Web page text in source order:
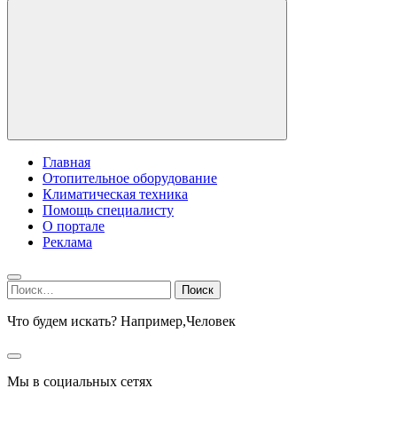
Главная
Отопительное оборудование
Климатическая техника
Помощь специалисту
О портале
Реклама
Найти:
Что будем искать? Например,Человек
Мы в социальных сетях